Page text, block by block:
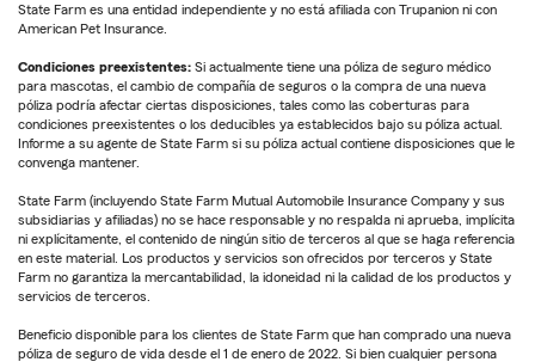
State Farm es una entidad independiente y no está afiliada con Trupanion ni con
American Pet Insurance.
Condiciones preexistentes: Si actualmente tiene una póliza de seguro médico
para mascotas, el cambio de compañía de seguros o la compra de una nueva
póliza podría afectar ciertas disposiciones, tales como las coberturas para
condiciones preexistentes o los deducibles ya establecidos bajo su póliza actual.
Informe a su agente de State Farm si su póliza actual contiene disposiciones que le
convenga mantener.
State Farm (incluyendo State Farm Mutual Automobile Insurance Company y sus
subsidiarias y afiliadas) no se hace responsable y no respalda ni aprueba, implícita
ni explícitamente, el contenido de ningún sitio de terceros al que se haga referencia
en este material. Los productos y servicios son ofrecidos por terceros y State
Farm no garantiza la mercantabilidad, la idoneidad ni la calidad de los productos y
servicios de terceros.
Beneficio disponible para los clientes de State Farm que han comprado una nueva
póliza de seguro de vida desde el 1 de enero de 2022. Si bien cualquier persona